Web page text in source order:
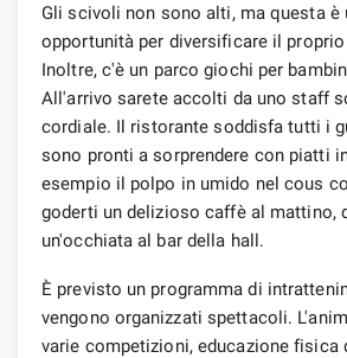
Gli scivoli non sono alti, ma questa è
opportunità per diversificare il
Inoltre, c'è un parco giochi per
All'arrivo sarete accolti da uno staff
cordiale. Il ristorante soddisfa tutti i
sono pronti a sorprendere con piatti
esempio il polpo in umido nel cous
goderti un delizioso caffè al mattino,
un'occhiata al bar della hall.
È previsto un programma di
vengono organizzati spettacoli.
varie competizioni, educazione fisica